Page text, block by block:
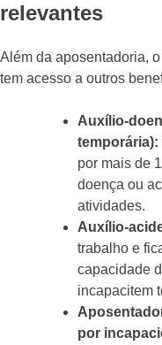
relevantes
Além da aposentadoria,
tem acesso a outros
Auxílio-
temporária):
por mais de
doença ou
atividades.
Auxílio-
trabalho e
capacidade
incapacitem
por